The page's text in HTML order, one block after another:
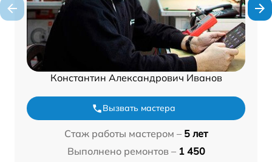
Константин Александрович Иванов
Вызвать мастера
Стаж работы мастером – 5 лет
Выполнено ремонтов – 1 450